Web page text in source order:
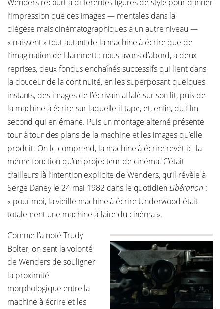
Wenders recourt à différentes figures de style pour donner
l’impression que ces images — mentales dans la
diégèse mais cinématographiques à un autre niveau —
« naissent » tout autant de la machine à écrire que de
l’imagination de Hammett : nous avons d’abord, à deux
reprises, deux fondus enchaînés successifs qui lient dans
la douceur de la continuité, en les superposant quelques
instants, des images de l’écrivain affalé sur son lit, puis de
la machine à écrire sur laquelle il tape, et, enfin, du film
second qui en émane. Puis un montage alterné présente
tour à tour des plans de la machine et les images qu’elle
produit. On le comprend, la machine à écrire revêt ici la
même fonction qu’un projecteur de cinéma. C’était
d’ailleurs là l’intention explicite de Wenders, qu’il révèle à
Serge Daney le 24 mai 1982 dans le quotidienLibération :
« pour moi, la vieille machine à écrire Underwood était
totalement une machine à faire du cinéma ».
Comme l’a noté Trudy
Bolter, on sent la volonté
de Wenders de souligner
la proximité
morphologique entre la
machine à écrire et les